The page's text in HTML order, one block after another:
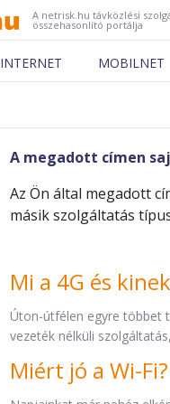
A netrisk.hu távközlési
összehasonlító portálja
INTERNET MOBILNET
A megadott címen
Az Ön által megadott
másik szolgáltatás
Mi a 4G és
Úton-útfélen egyre többet
vezeték nélküli
Miért jó a Wi-Fi?